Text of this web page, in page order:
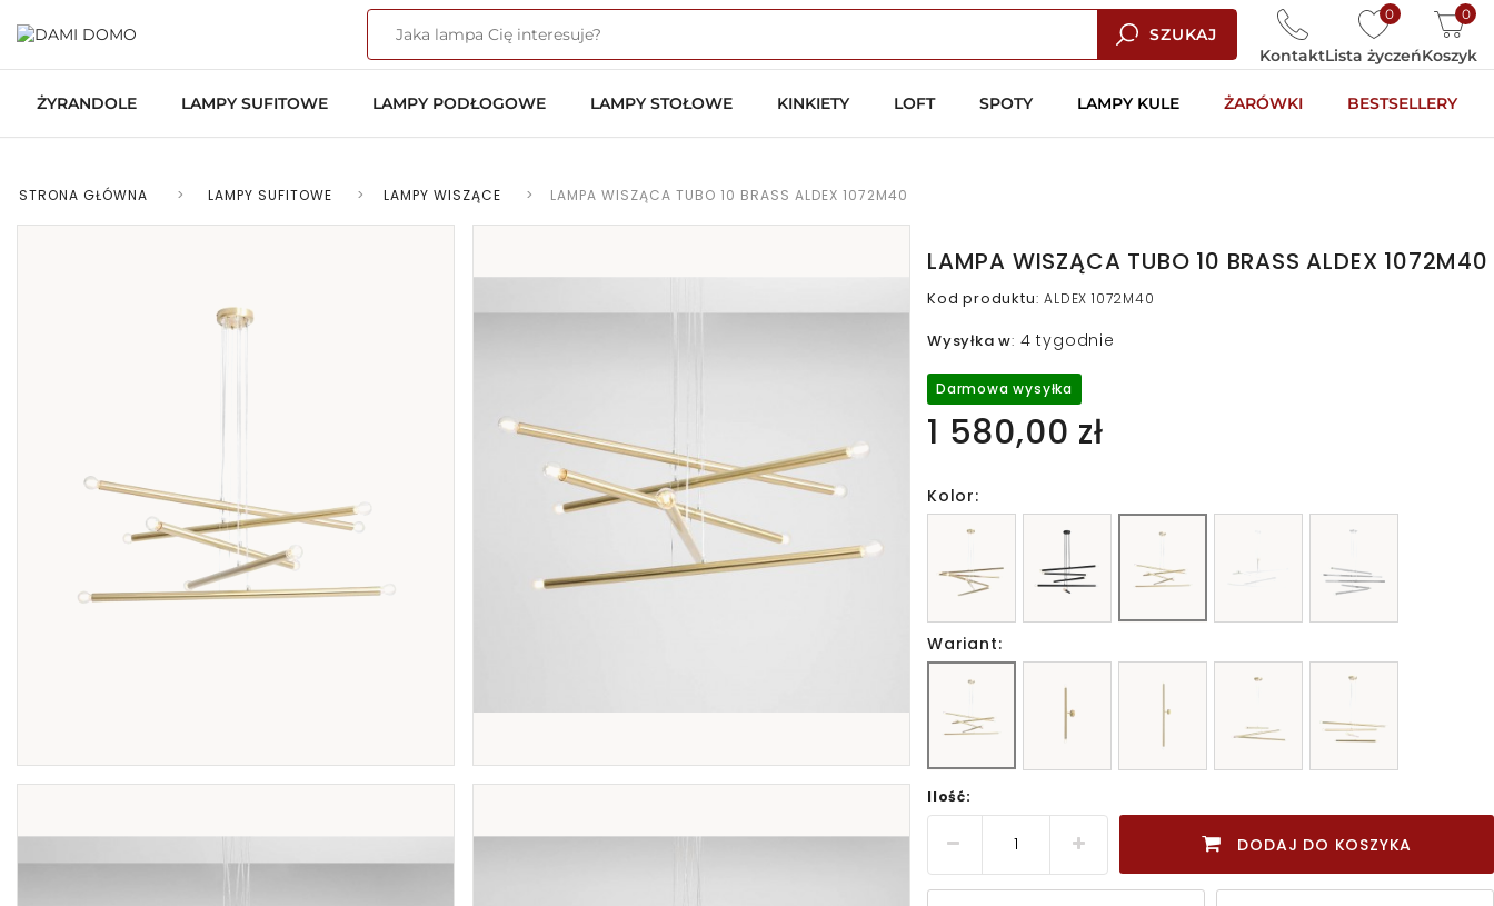
SZUKAJ
0
Lista życzeń
0
Koszyk
Kontakt
ŻYRANDOLE LAMPY SUFITOWE LAMPY PODŁOGOWE LAMPY STOŁOWE KINKIETY LOFT SPOTY LAMPY KULE ŻARÓWKI BESTSELLERY
STRONA GŁÓWNA > LAMPY SUFITOWE > LAMPY WISZĄCE > LAMPA WISZĄCA TUBO 10 BRASS ALDEX 1072M40
LAMPA WISZĄCA TUBO 10 BRASS ALDEX 1072M40
Kod produktu:ALDEX 1072M40
Wysyłka w: 4 tygodnie
Darmowa wysyłka
1 580,00 zł
Kolor:
Wariant:
Ilość:
DODAJ DO KOSZYKA